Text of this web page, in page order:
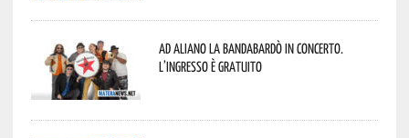
Ad Aliano la Bandabardò in concerto.
L’ingresso è gratuito